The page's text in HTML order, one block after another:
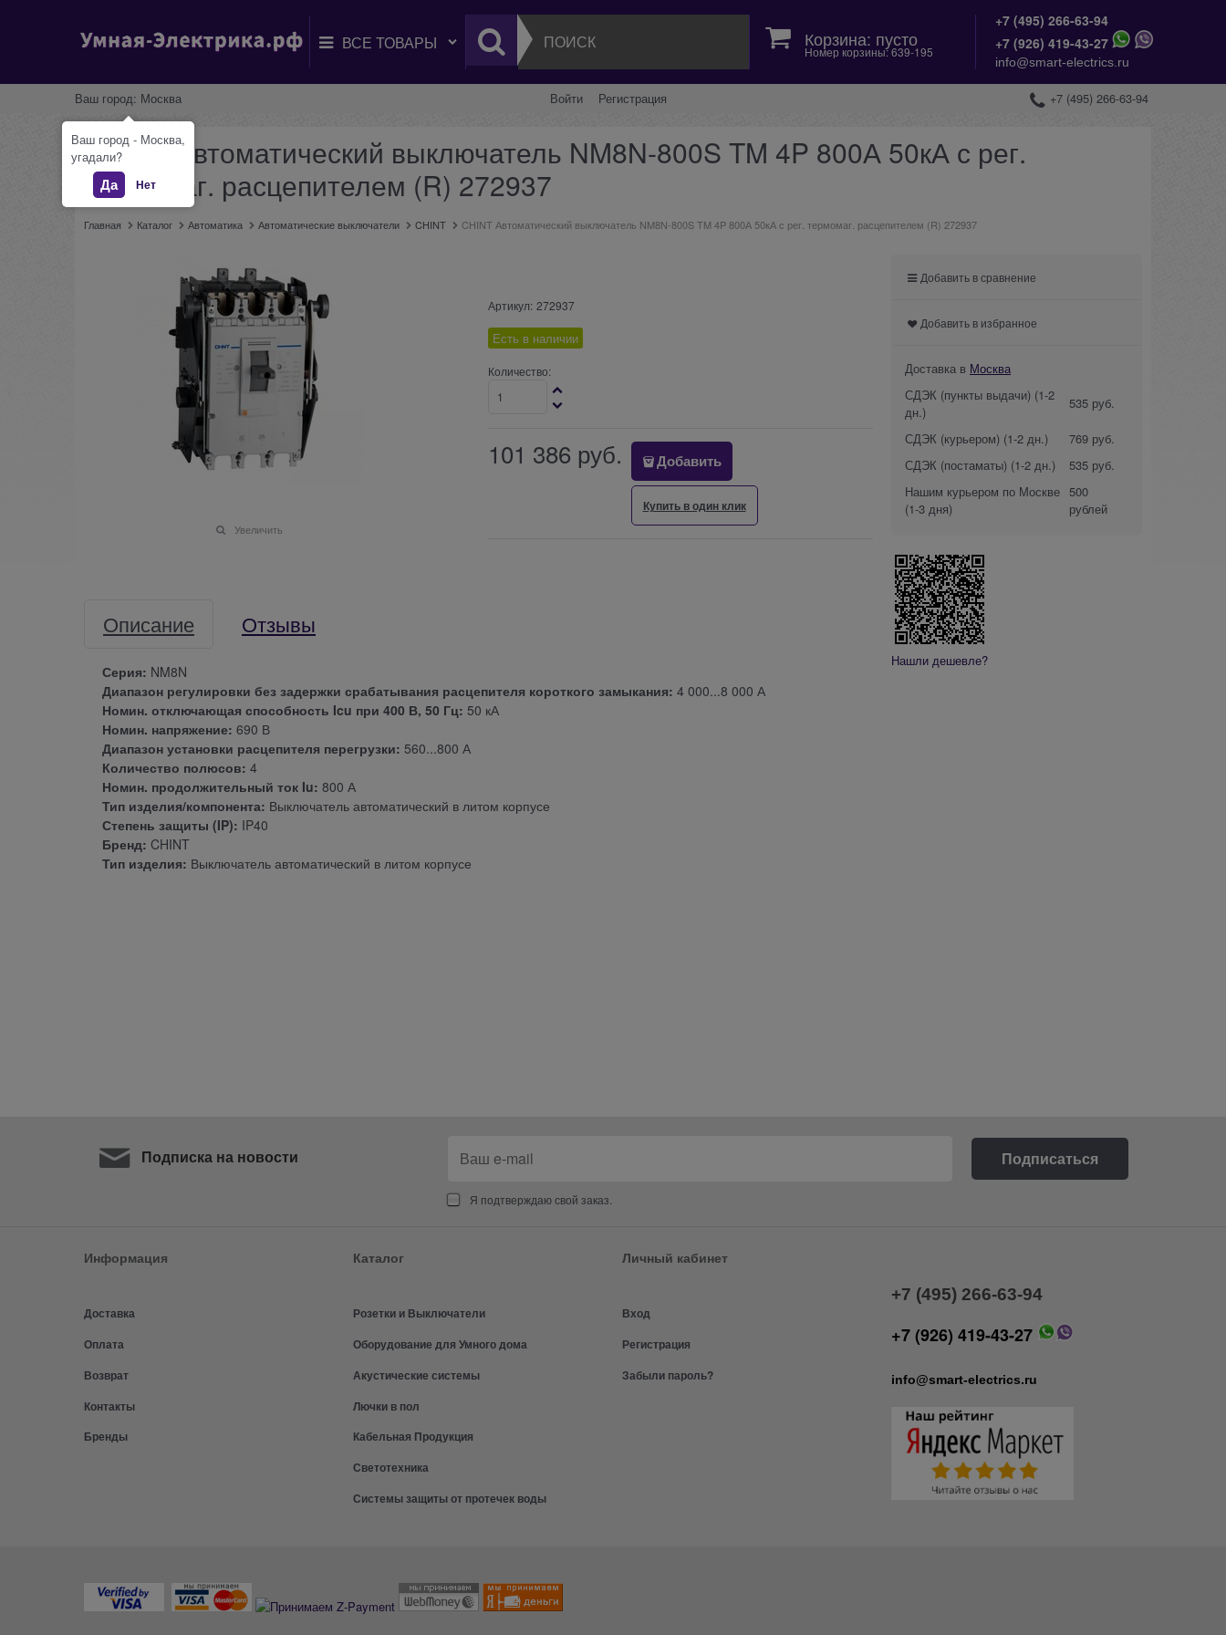
Корзина: пусто
Номер корзины: 639-195
+7 (495) 266-63-94
+7 (926) 419-43-27
info@smart-electrics.ru
Ваш город: Москва Войти Регистрация +7 (495) 266-63-94
CHINT Автоматический выключатель NM8N-800S TM 4P 800А 50кА с рег.
термомаг. расцепителем (R) 272937
Главная Каталог Автоматика Автоматические выключатели CHINT CHINT Автоматический выключатель NM8N-800S TM 4P 800А 50кА с рег. термомаг. расцепителем (R) 272937
Увеличить
Артикул: 272937
Есть в наличии
Количество:
101 386 руб. Добавить
Купить в один клик
Описание Отзывы
Серия: NM8N
Диапазон регулировки без задержки срабатывания расцепителя короткого замыкания: 4 000...8 000 А
Номин. отключающая способность Icu при 400 В, 50 Гц: 50 кА
Номин. напряжение: 690 В
Диапазон установки расцепителя перегрузки: 560...800 А
Количество полюсов: 4
Номин. продолжительный ток Iu: 800 А
Тип изделия/компонента: Выключатель автоматический в литом корпусе
Степень защиты (IP): IP40
Бренд: CHINT
Тип изделия: Выключатель автоматический в литом корпусе
Добавить в сравнение
Добавить в избранное
Доставка в Москва
СДЭК (пункты выдачи) (1-2
дн.)
535 руб.
СДЭК (курьером) (1-2 дн.)
769 руб.
СДЭК (постаматы) (1-2 дн.)
535 руб.
Нашим курьером по Москве
(1-3 дня)
500
рублей
Нашли дешевле?
Подписка на новости
Я подтверждаю свой заказ.
Информация
Доставка
Оплата
Возврат
Контакты
Бренды
Каталог
Розетки и Выключатели
Оборудование для Умного дома
Акустические системы
Лючки в пол
Кабельная Продукция
Светотехника
Системы защиты от протечек воды
Личный кабинет
Вход
Регистрация
Забыли пароль?
+7 (495) 266-63-94
+7 (926) 419-43-27
info@smart-electrics.ru
Ваш город - Москва,
угадали?
Да Нет